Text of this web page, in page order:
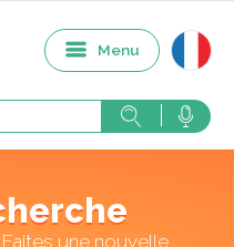
Menu
une nouvelle